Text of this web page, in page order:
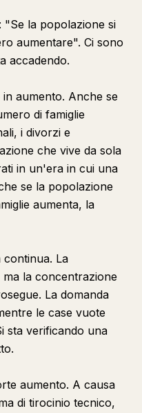
la popolazione si
aumentare". Ci sono
accadendo.
aumento. Anche se
di famiglie
i divorzi e
che vive da sola
in un'era in cui una
se la popolazione
aumenta, la
continua. La
la concentrazione
La domanda
le case vuote
sta verificando una
aumento. A causa
di tirocinio tecnico,